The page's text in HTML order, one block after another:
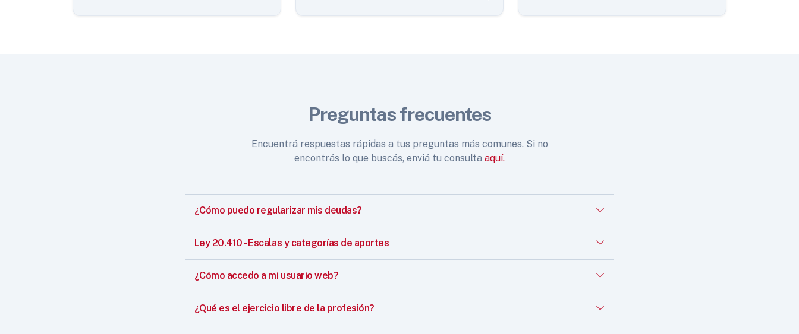
Preguntas frecuentes
Encuentrá respuestas rápidas a tus preguntas más comunes. Si no
encontrás lo que buscás, enviá tu consulta aquí.
¿Cómo puedo regularizar mis deudas?
Ley 20.410 - Escalas y categorías de aportes
¿Cómo accedo a mi usuario web?
¿Qué es el ejercicio libre de la profesión?